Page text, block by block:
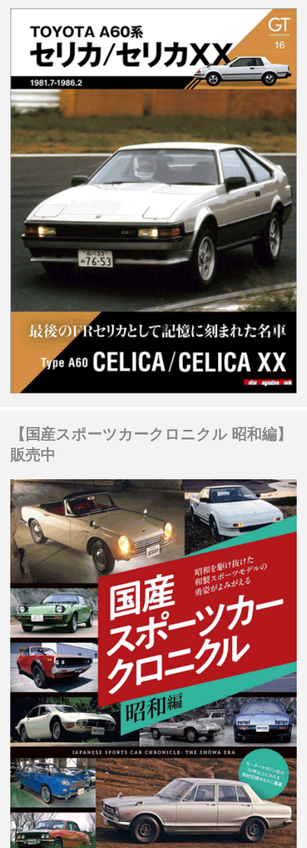
【国産スポーツカークロニクル 昭和編】
販売中